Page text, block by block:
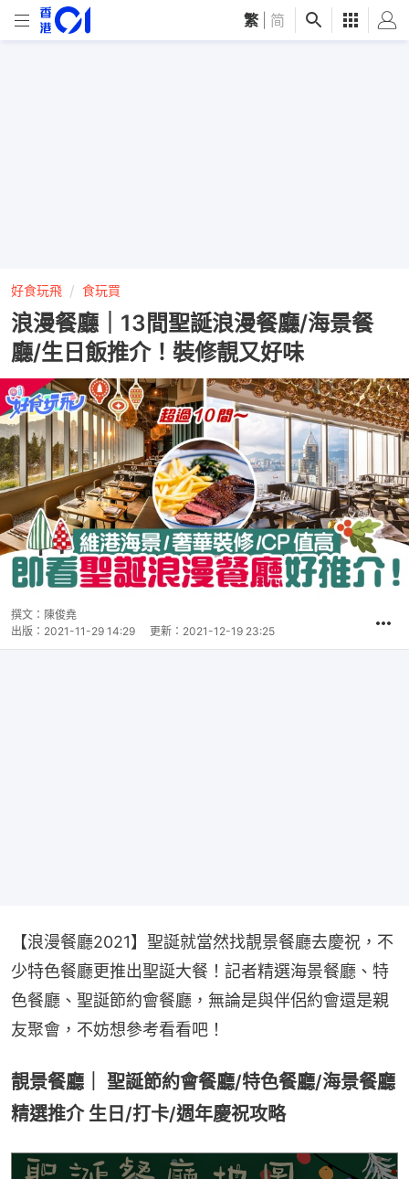
繁 简
好食玩飛 食玩買
浪漫餐廳｜13間聖誕浪漫餐廳/海景餐
廳/生日飯推介！裝修靚又好味
撰文： 陳俊堯
出版： 2021-11-29 14:29 更新： 2021-12-19 23:25
【浪漫餐廳2021】聖誕就當然找靚景餐廳去慶祝，不
少特色餐廳更推出聖誕大餐！記者精選海景餐廳、特
色餐廳、聖誕節約會餐廳，無論是與伴侶約會還是親
友聚會，不妨想參考看看吧！
靚景餐廳｜ 聖誕節約會餐廳/特色餐廳/海景餐廳
精選推介 生日/打卡/週年慶祝攻略